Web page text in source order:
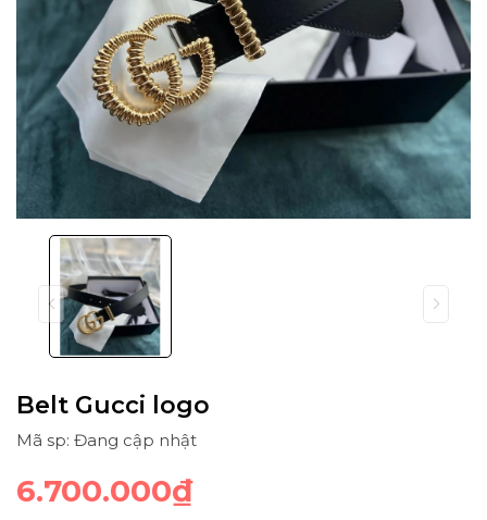
Belt Gucci logo
Mã sp: Đang cập nhật
6.700.000₫